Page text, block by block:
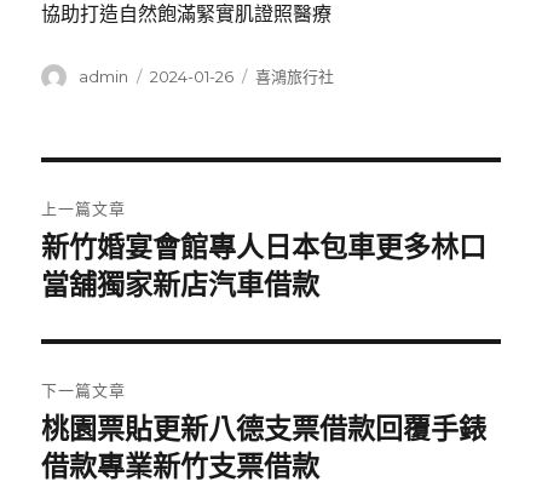
協助打造自然飽滿緊實肌證照醫療
作
admin
發
2024-01-26
分
喜鴻旅行社
章
導
覽
上一篇文章
上
一
文
章:
新竹婚宴會館專人日本包車更多林口
當舖獨家新店汽車借款
下一篇文章
下
一
桃園票貼更新八德支票借款回覆手錶
借款專業新竹支票借款